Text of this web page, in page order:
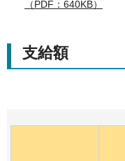
（PDF：640KB）
支給額